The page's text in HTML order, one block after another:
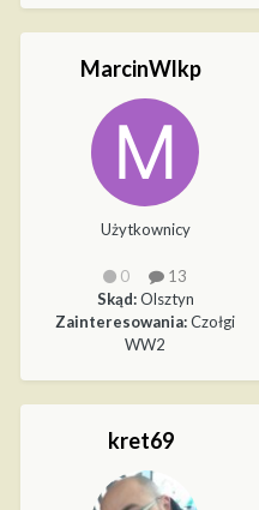
MarcinWlkp
Użytkownicy
0
13
Skąd:Olsztyn
Zainteresowania:Czołgi
WW2
kret69